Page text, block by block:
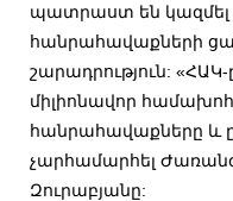
պատրաստ են կազմել
հանրահավաքների
շարադրություն:
միլիոնավոր
հանրահավաքները և
չարհամարհել
Զուրաբյանը: